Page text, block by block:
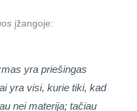
įžangoje:
yra priešingas
yra visi, kurie tiki, kad
nei materija; tačiau